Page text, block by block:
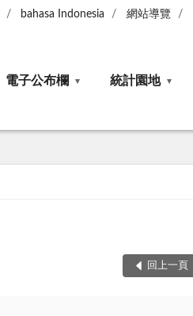
bahasa Indonesia 網站導覽
電子公布欄 統計園地
回上一頁